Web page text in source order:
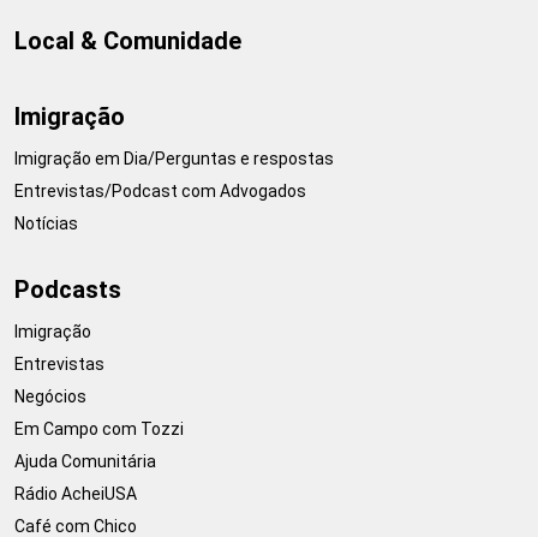
Local & Comunidade
Imigração
Imigração em Dia/Perguntas e respostas
Entrevistas/Podcast com Advogados
Notícias
Podcasts
Imigração
Entrevistas
Negócios
Em Campo com Tozzi
Ajuda Comunitária
Rádio AcheiUSA
Café com Chico